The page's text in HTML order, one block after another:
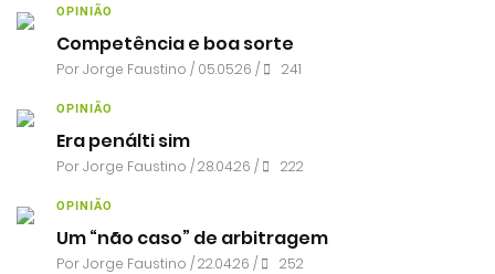
OPINIÃO
Competência e boa sorte
PorJorge Faustino / 05.05.26 / 241
OPINIÃO
Era penálti sim
PorJorge Faustino / 28.04.26 / 222
OPINIÃO
Um “não caso” de arbitragem
PorJorge Faustino / 22.04.26 / 252